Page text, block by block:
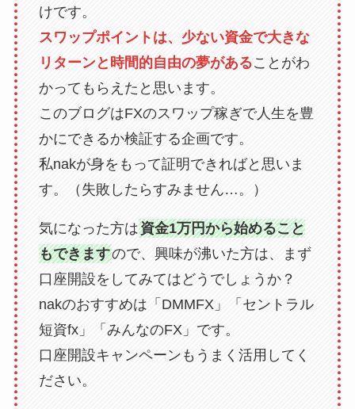
けです。
スワップポイントは、少ない資金で大きな
リターンと時間的自由の夢があることがわ
かってもらえたと思います。
このブログはFXのスワップ稼ぎで人生を豊
かにできるか検証する企画です。
私nakが身をもって証明できればと思いま
す。（失敗したらすみません…。）
気になった方は資金1万円から始めること
もできますので、興味が沸いた方は、まず
口座開設をしてみてはどうでしょうか？
nakのおすすめは「DMMFX」「セントラル
短資fx」「みんなのFX」です。
口座開設キャンペーンもうまく活用してく
ださい。